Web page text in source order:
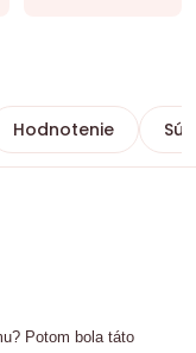
Hodnotenie
Potom bola táto